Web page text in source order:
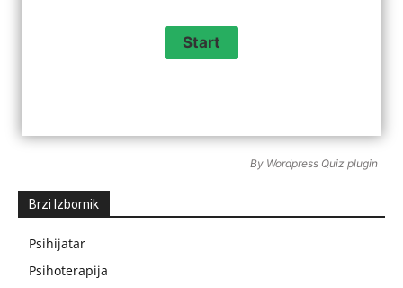
By Wordpress Quiz plugin
Brzi Izbornik
Psihijatar
Psihoterapija